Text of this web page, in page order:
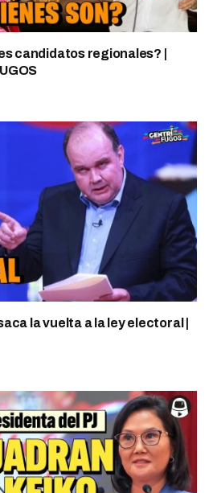
candidatos regionales? |
la vuelta a la ley electoral |